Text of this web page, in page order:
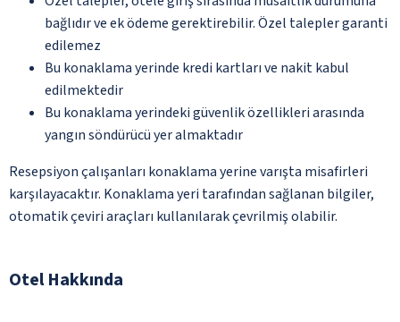
bağlıdır ve ek ödeme gerektirebilir. Özel talepler garanti
edilemez
Bu konaklama yerinde kredi kartları ve nakit kabul
edilmektedir
Bu konaklama yerindeki güvenlik özellikleri arasında
yangın söndürücü yer almaktadır
Resepsiyon çalışanları konaklama yerine varışta misafirleri
karşılayacaktır. Konaklama yeri tarafından sağlanan bilgiler,
otomatik çeviri araçları kullanılarak çevrilmiş olabilir.
Otel Hakkında